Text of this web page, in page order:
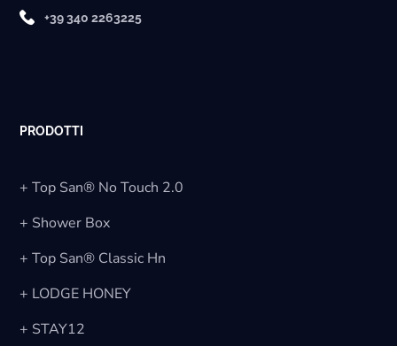
+39 340 2263225
PRODOTTI
+ Top San® No Touch 2.0
+ Shower Box
+ Top San® Classic Hn
+ LODGE HONEY
+ STAY12